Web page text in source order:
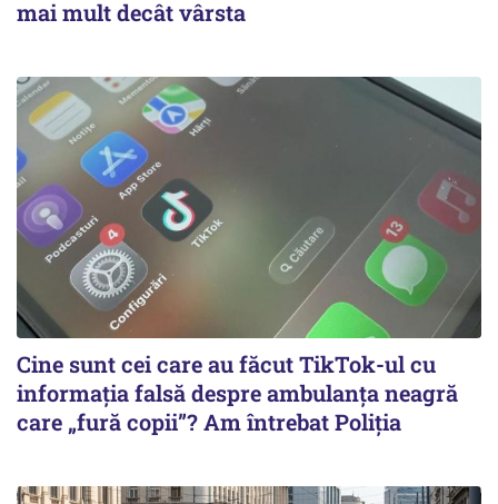
mai mult decât vârsta
Cine sunt cei care au făcut TikTok-ul cu
informația falsă despre ambulanța neagră
care „fură copii”? Am întrebat Poliția